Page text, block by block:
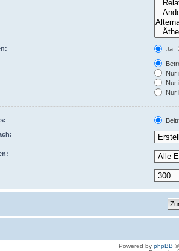
Ja
Nur
Nur
Nur
Powered by phpBB